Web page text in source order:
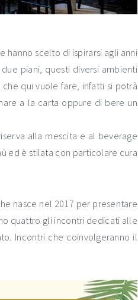
hanno scelto di ispirarsi agli anni
piani, questi diversi ambienti
qui vuole fare, infatti si potrà
a la carta oppure di bere un
alla mescita e al beverage
ed è stilata con particolare cura
nasce nel 2017 per presentare
quattro gli incontri dedicati alle
Incontri che coinvolgeranno il